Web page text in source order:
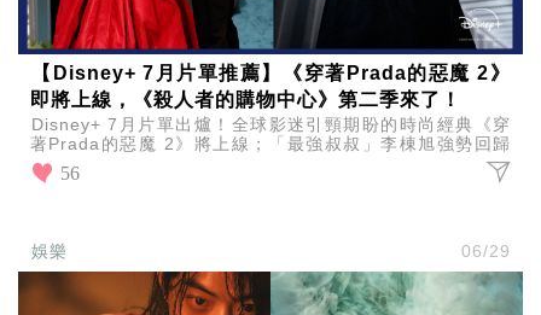
【Disney+ 7月片單推薦】《穿著Prada的惡魔 2》
即將上線，《殺人者的購物中心》第二季來了！
Disney+ 7月片單出爐！全球影迷引頸期盼的時尚經典《穿
著Prada的惡魔 2》將上線；「最強叔叔」李棟旭強勢回歸
《殺人者的購物中心》第二季於7月22日登場
56
娛樂 06/29